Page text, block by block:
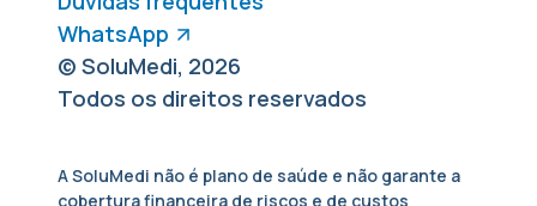
WhatsApp
© SoluMedi, 2026
Todos os direitos reservados
A SoluMedi não é plano de saúde e não garante a
cobertura financeira de riscos e de custos